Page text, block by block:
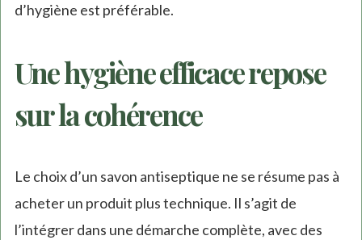
d’hygiène est préférable.
Une hygiène efficace repose
sur la cohérence
Le choix d’un savon antiseptique ne se résume pas à
acheter un produit plus technique. Il s’agit de
l’intégrer dans une démarche complète, avec des